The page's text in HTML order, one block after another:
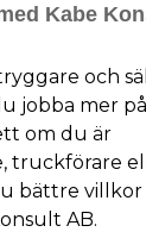
Kabe
och
jobba mer
om du är
truckförare
bättre villkor
AB.